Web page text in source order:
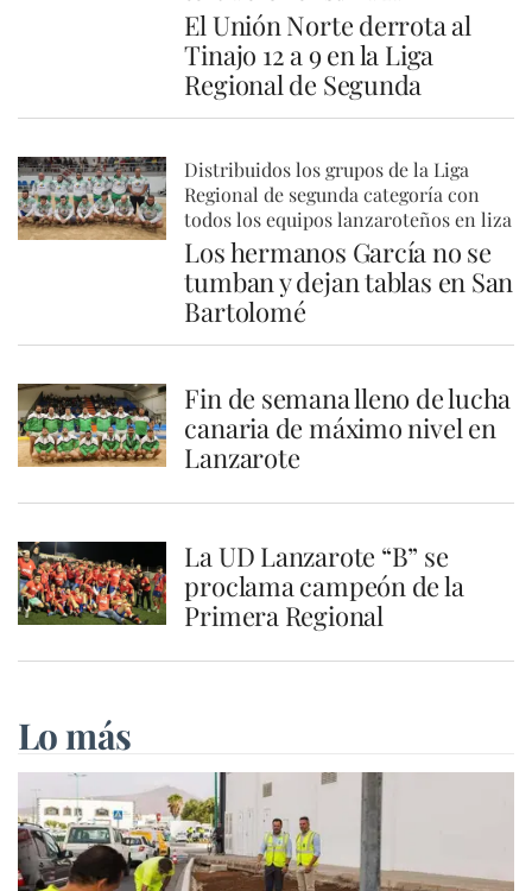
El Unión Norte derrota al
Tinajo 12 a 9 en la Liga
Regional de Segunda
Distribuidos los grupos de la Liga
Regional de segunda categoría con
todos los equipos lanzaroteños en liza
Los hermanos García no se
tumban y dejan tablas en San
Bartolomé
Fin de semana lleno de lucha
canaria de máximo nivel en
Lanzarote
La UD Lanzarote “B” se
proclama campeón de la
Primera Regional
Lo más